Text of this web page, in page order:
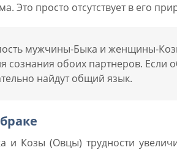
Это просто отсутствует в его
мужчины-Быка и женщины-
сознания обоих партнеров. Если
найдут общий язык.
Козы (Овцы) трудности